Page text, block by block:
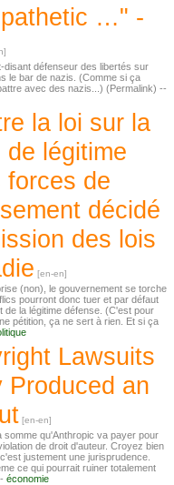
…" -
disant défenseur des libertés sur
le bar de nazis. (Comme si ça
avec des nazis...) (Permalink) --
la loi sur la
de légitime
forces de
décidé
des lois
(non), le gouvernement se torche
pourront donc tuer et par défaut
de la légitime défense. (C'est pour
pétition, ça ne sert à rien. Et si ça
Lawsuits
Produced an
somme qu'Anthropic va payer pour
de droit d'auteur. Croyez bien
justement une jurisprudence.
ce qui pourrait ruiner totalement
économie